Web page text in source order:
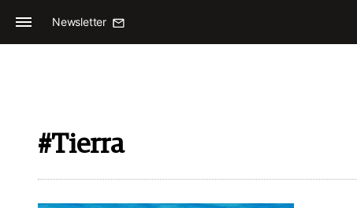
Newsletter
#Tierra